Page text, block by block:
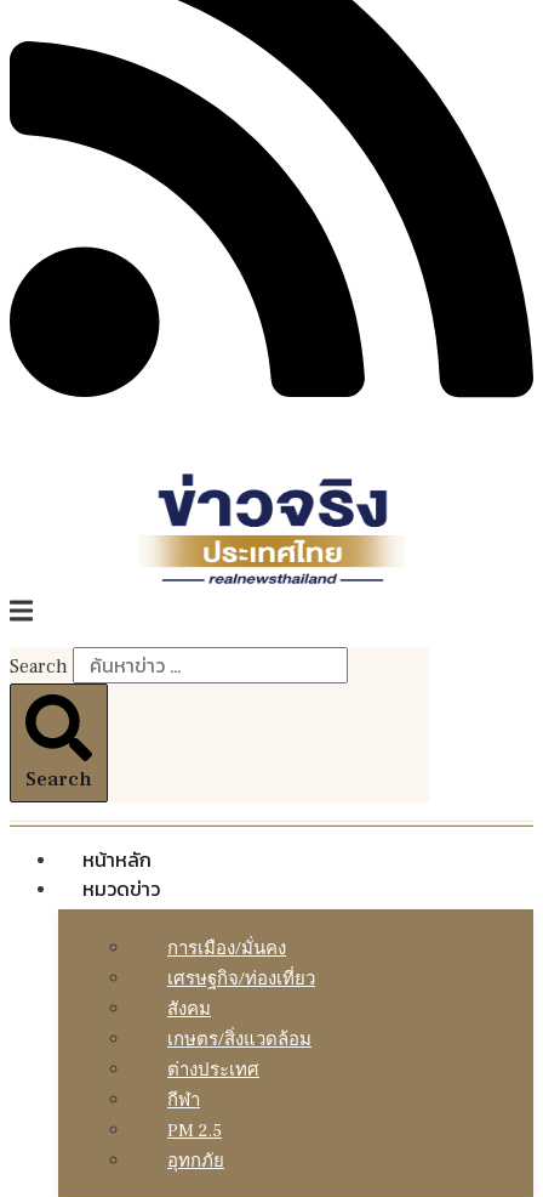
Search
Search
หน้าหลัก
หมวดข่าว
การเมือง/มั่นคง
เศรษฐกิจ/ท่องเที่ยว
สังคม
เกษตร/สิ่งแวดล้อม
ต่างประเทศ
กีฬา
PM 2.5
อุทกภัย